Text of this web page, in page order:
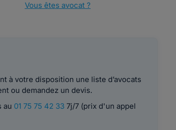
Vous êtes avocat ?
à votre disposition une liste d’avocats
ou demandez un devis.
au 01 75 75 42 337j/7 (prix d'un appel